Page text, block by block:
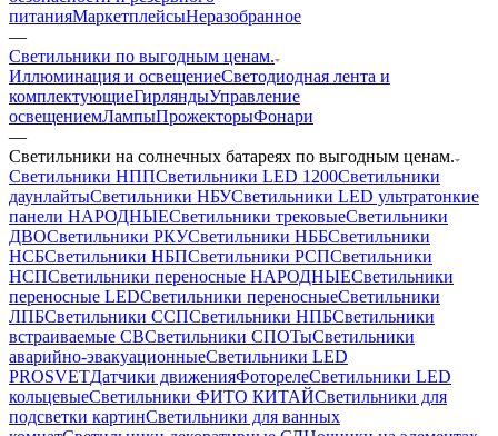
питанияМаркетплейсыНеразобранное
—
Светильники по выгодным ценам.
Иллюминация и освещениеСветодиодная лента и
комплектующиеГирляндыУправление
освещениемЛампыПрожекторыФонари
—
Светильники на солнечных батареях по выгодным ценам.
Светильники НППСветильники LED 1200Светильники
даунлайтыСветильники НБУСветильники LED ультратонкие
панели НАРОДНЫЕСветильники трековыеСветильники
ДВОСветильники РКУСветильники НББСветильники
НСБСветильники НБПСветильники РСПСветильники
НСПСветильники переносные НАРОДНЫЕСветильники
переносные LEDСветильники переносныеСветильники
ЛПБСветильники ССПСветильники НПБСветильники
встраиваемые СВСветильники СПОТыСветильники
аварийно-эвакуационныеСветильники LED
PROSVETДатчики движенияФоторелеСветильники LED
кольцевыеСветильники ФИТО КИТАЙСветильники для
подсветки картинСветильники для ванных